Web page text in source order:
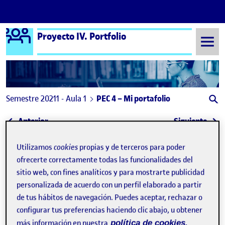
Saltar al contenido
Logo Ágora
Proyecto IV. Portfolio
Semestre 20211 - Aula 1 PEC 4 – Mi portafolio
Navegación de entradas
Anterior: PEC 4_Mi portafolio Siguiente:
Publicado porPEC 4 – Mi portafolio
Publicado por
María Hernández Velázquez
Visibilidad:
Pública -Fecha de publicación
16 Dic 2021 -comentarioen PEC 4 – Mi portafolio
Hola a todos y todas,
Utilizamoscookies propias y de terceros para poder
ofrecerte correctamente todas las funcionalidades del
sitio web, con fines analíticos y para mostrarte publicidad
personalizada de acuerdo con un perfil elaborado a partir
de tus hábitos de navegación. Puedes aceptar, rechazar o
configurar tus preferencias haciendo clic abajo, u obtener
política de cookies.